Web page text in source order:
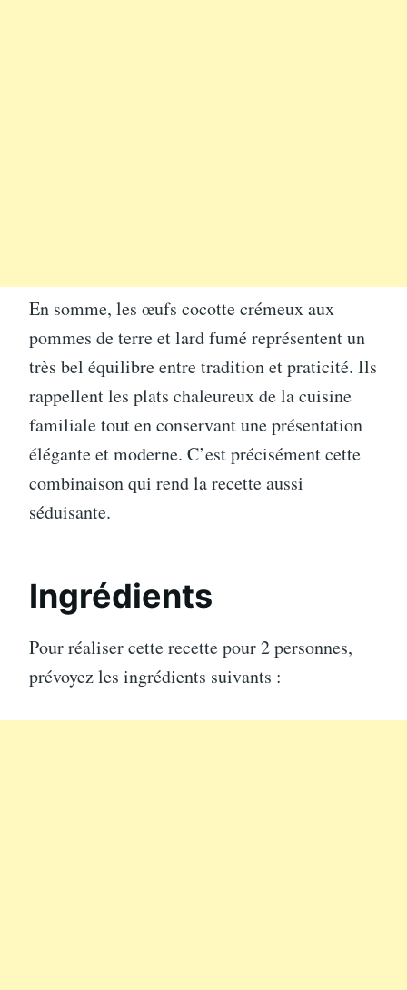
En somme, les œufs cocotte crémeux aux
pommes de terre et lard fumé représentent un
très bel équilibre entre tradition et praticité. Ils
rappellent les plats chaleureux de la cuisine
familiale tout en conservant une présentation
élégante et moderne. C’est précisément cette
combinaison qui rend la recette aussi
séduisante.
Ingrédients
Pour réaliser cette recette pour 2 personnes,
prévoyez les ingrédients suivants :